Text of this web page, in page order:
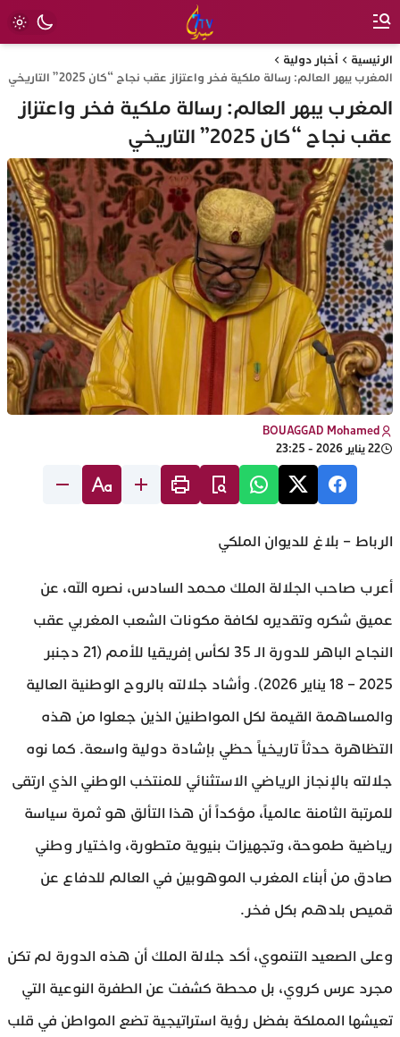
الرئيسية
أخبار دولية
المغرب يبهر العالم: رسالة ملكية فخر واعتزاز عقب نجاح “كان 2025” التاريخي
المغرب يبهر العالم: رسالة ملكية فخر واعتزاز
عقب نجاح “كان 2025” التاريخي
BOUAGGAD Mohamed
22 يناير 2026 - 23:25
الرباط – بلاغ للديوان الملكي
أعرب صاحب الجلالة الملك محمد السادس، نصره الله، عن
عميق شكره وتقديره لكافة مكونات الشعب المغربي عقب
النجاح الباهر للدورة الـ 35 لكأس إفريقيا للأمم (21 دجنبر
2025 – 18 يناير 2026). وأشاد جلالته بالروح الوطنية العالية
والمساهمة القيمة لكل المواطنين الذين جعلوا من هذه
التظاهرة حدثاً تاريخياً حظي بإشادة دولية واسعة. كما نوه
جلالته بالإنجاز الرياضي الاستثنائي للمنتخب الوطني الذي ارتقى
للمرتبة الثامنة عالمياً، مؤكداً أن هذا التألق هو ثمرة سياسة
رياضية طموحة، وتجهيزات بنيوية متطورة، واختيار وطني
صادق من أبناء المغرب الموهوبين في العالم للدفاع عن
قميص بلدهم بكل فخر.
وعلى الصعيد التنموي، أكد جلالة الملك أن هذه الدورة لم تكن
مجرد عرس كروي، بل محطة كشفت عن الطفرة النوعية التي
تعيشها المملكة بفضل رؤية استراتيجية تضع المواطن في قلب